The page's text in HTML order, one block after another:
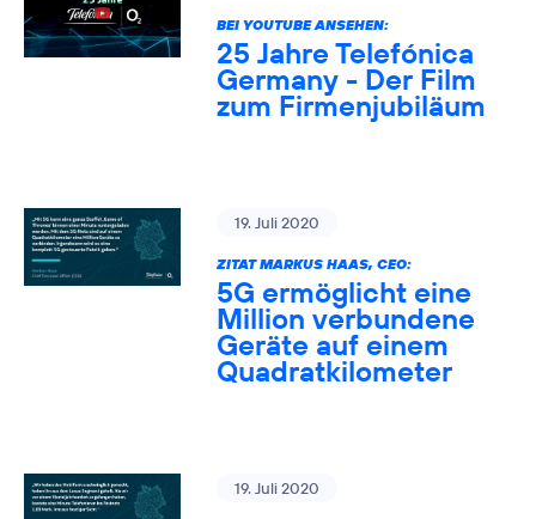
BEI YOUTUBE ANSEHEN:
25 Jahre Telefónica
Germany - Der Film
zum Firmenjubiläum
19. Juli 2020
ZITAT MARKUS HAAS, CEO:
5G ermöglicht eine
Million verbundene
Geräte auf einem
Quadratkilometer
19. Juli 2020